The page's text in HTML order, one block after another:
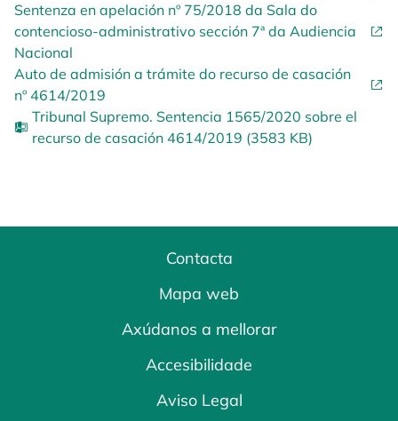
Sentenza en apelación nº 75/2018 da Sala do
contencioso-administrativo sección 7ª da Audiencia
Nacional
Auto de admisión a trámite do recurso de casación
nº 4614/2019
Tribunal Supremo. Sentencia 1565/2020 sobre el
recurso de casación 4614/2019 (3583 KB)
Contacta
Mapa web
Axúdanos a mellorar
Accesibilidade
Aviso Legal